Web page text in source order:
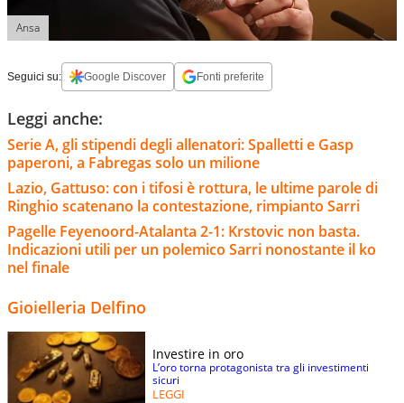
Ansa
Seguici su: Google Discover Fonti preferite
Leggi anche:
Serie A, gli stipendi degli allenatori: Spalletti e Gasp
paperoni, a Fabregas solo un milione
Lazio, Gattuso: con i tifosi è rottura, le ultime parole di
Ringhio scatenano la contestazione, rimpianto Sarri
Pagelle Feyenoord-Atalanta 2-1: Krstovic non basta.
Indicazioni utili per un polemico Sarri nonostante il ko
nel finale
Gioielleria Delfino
Investire in oro
L’oro torna protagonista tra gli investimenti
sicuri
LEGGI